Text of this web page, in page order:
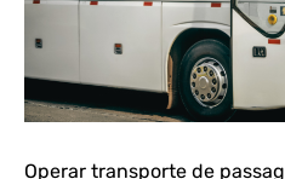
Operar transporte de